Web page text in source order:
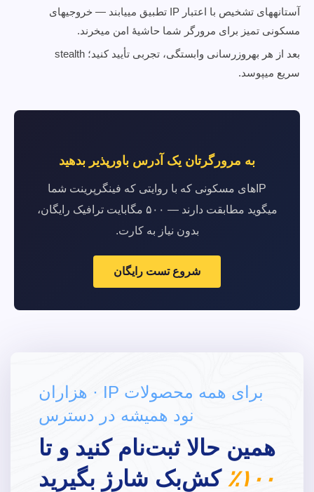
آستانههای تشخیص با اعتبار IP تطبیق مییابند — خروجیهای
مسکونی تمیز برای مرورگر شما حاشیهٔ امن میخرند.
بعد از هر بهروزرسانی وابستگی، تجربی تأیید کنید؛ stealth
سریع میپوسد.
به مرورگرتان یک آدرس باورپذیر بدهید
IPهای مسکونی که با روایتی که فینگرپرینت شما
میگوید مطابقت دارند — ۵۰۰ مگابایت ترافیک رایگان،
بدون نیاز به کارت.
شروع تست رایگان
برای همه محصولات IP · هزاران
نود همیشه در دسترس
همین حالا ثبت‌نام کنید و تا
۱۰۰٪
کش‌بک شارژ بگیرید